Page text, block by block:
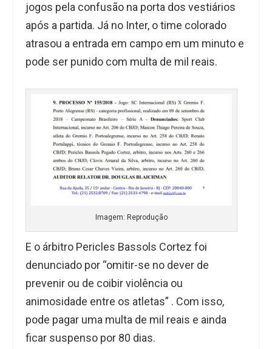
jogos pela confusão na porta dos vestiários
após a partida. Já no Inter, o time colorado
atrasou a entrada em campo em um minuto e
pode ser punido com multa de mil reais.
Imagem: Reprodução
E o árbitro Pericles Bassols Cortez foi
denunciado por “omitir-se no dever de
prevenir ou de coibir violência ou
animosidade entre os atletas” . Com isso,
pode pagar uma multa de mil reais e ainda
ficar suspenso por 80 dias.